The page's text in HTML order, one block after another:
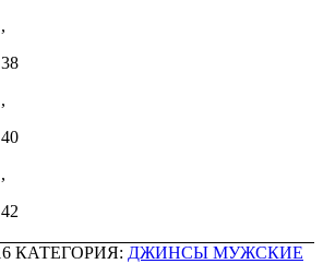
,
38
,
40
,
42
КАТЕГОРИЯ: ДЖИНСЫ МУЖСКИЕ